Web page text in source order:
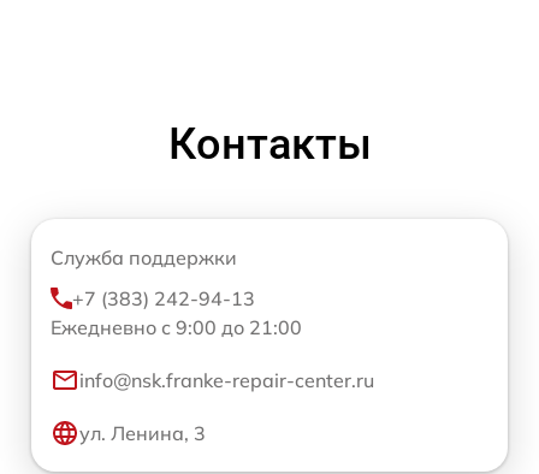
Контакты
Служба поддержки
+7 (383) 242-94-13
Ежедневно с 9:00 до 21:00
info@nsk.franke-repair-center.ru
ул. Ленина, 3